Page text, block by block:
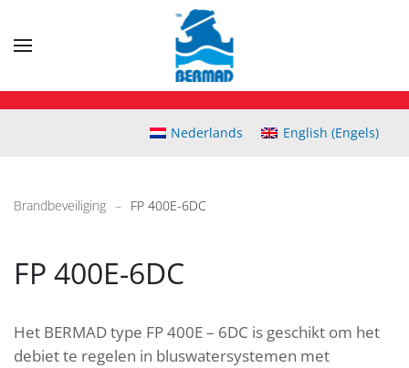
main
content
Nederlands English (Engels)
Brandbeveiliging FP 400E-6DC
FP 400E-6DC
Het BERMAD type FP 400E – 6DC is geschikt om het
debiet te regelen in bluswatersystemen met